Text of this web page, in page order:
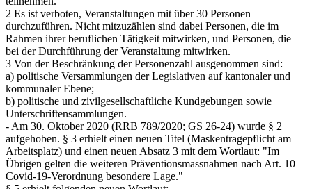
2 Es ist verboten, Veranstaltungen mit über 30 Personen
durchzuführen. Nicht mitzuzählen sind dabei Personen, die im
Rahmen ihrer beruflichen Tätigkeit mitwirken, und Personen, die
bei der Durchführung der Veranstaltung mitwirken.
3 Von der Beschränkung der Personenzahl ausgenommen sind:
a) politische Versammlungen der Legislativen auf kantonaler und
kommunaler Ebene;
b) politische und zivilgesellschaftliche Kundgebungen sowie
Unterschriftensammlungen.
- Am 30. Oktober 2020 (RRB 789/2020; GS 26-24) wurde § 2
aufgehoben. § 3 erhielt einen neuen Titel (Maskentragepflicht am
Arbeitsplatz) und einen neuen Absatz 3 mit dem Wortlaut: "Im
Übrigen gelten die weiteren Präventionsmassnahmen nach Art. 10
Covid-19-Verordnung besondere Lage."